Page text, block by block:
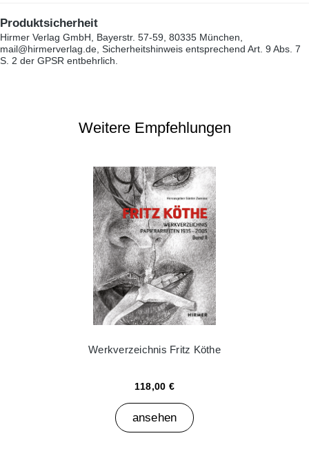
Produktsicherheit
Hirmer Verlag GmbH, Bayerstr. 57-59, 80335 München,
mail@hirmerverlag.de, Sicherheitshinweis entsprechend Art. 9 Abs. 7
S. 2 der GPSR entbehrlich.
Weitere Empfehlungen
Werkverzeichnis Fritz Köthe
118,00 €
ansehen